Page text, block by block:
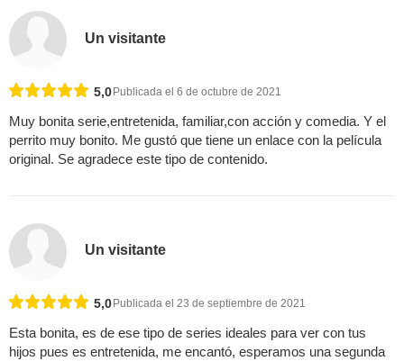
Un visitante
5,0Publicada el 6 de octubre de 2021
Muy bonita serie,entretenida, familiar,con acción y comedia. Y el
perrito muy bonito. Me gustó que tiene un enlace con la película
original. Se agradece este tipo de contenido.
Un visitante
5,0Publicada el 23 de septiembre de 2021
Esta bonita, es de ese tipo de series ideales para ver con tus
hijos pues es entretenida, me encantó, esperamos una segunda